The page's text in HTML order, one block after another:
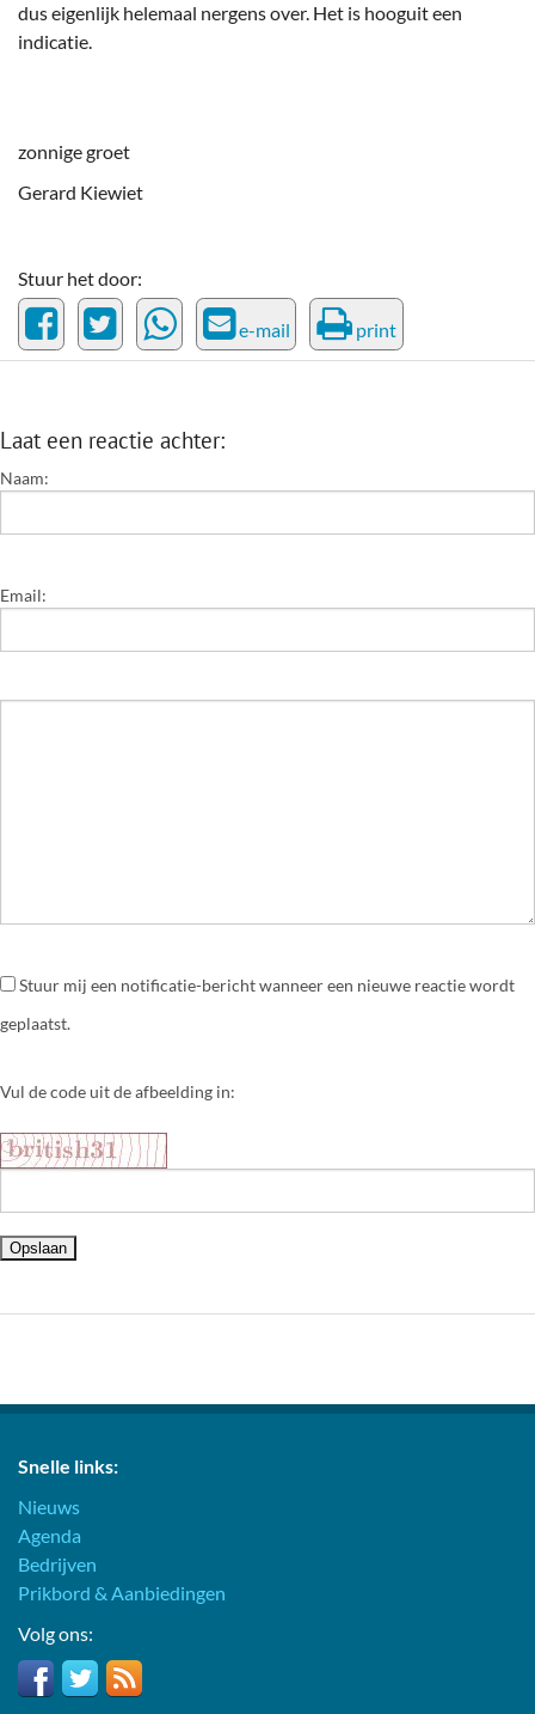
dus eigenlijk helemaal nergens over. Het is hooguit een
indicatie.
zonnige groet
Gerard Kiewiet
Stuur het door:
e-mail print
Laat een reactie achter:
Naam:
Email:
Stuur mij een notificatie-bericht wanneer een nieuwe reactie wordt
geplaatst.
Vul de code uit de afbeelding in:
Snelle links:
Nieuws
Agenda
Bedrijven
Prikbord & Aanbiedingen
Volg ons: